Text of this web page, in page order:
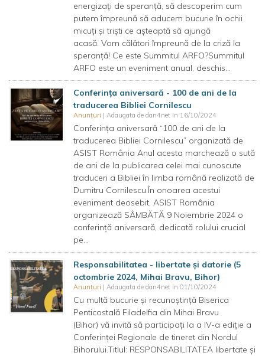
energizați de speranță, să descoperim cum
putem împreună să aducem bucurie în ochii
micuți și triști ce așteaptă să ajungă
acasă. Vom călători împreună de la criză la
speranță! Ce este Summitul ARFO?Summitul
ARFO este un eveniment anual, deschis...
Conferința aniversară - 100 de ani de la
traducerea Bibliei Cornilescu
Anunțuri | Adaugata de dan4net in 16/10/2024
Conferința aniversară “100 de ani de la
traducerea Bibliei Cornilescu” organizată de
ASIST România Anul acesta marchează o sută
de ani de la publicarea celei mai cunoscute
traduceri a Bibliei în limba română realizată de
Dumitru Cornilescu.În onoarea acestui
eveniment deosebit, ASIST România
organizează SÂMBĂTĂ 9 Noiembrie 2024 o
conferință aniversară, dedicată rolului crucial
pe...
Responsabilitatea - libertate și datorie (5
octombrie 2024, Mihai Bravu, Bihor)
Anunțuri | Adaugata de dan4net in 01/10/2024
Cu multă bucurie și recunoștință Biserica
Penticostală Filadelfia din Mihai Bravu
(Bihor) vă invită să participați la a IV-a ediție a
Conferinței Regionale de tineret din Nordul
Bihorului.Titlul: RESPONSABILITATEA libertate și